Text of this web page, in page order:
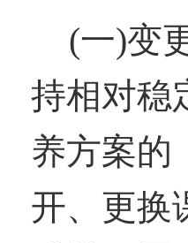
(一)变
持相对稳
养方案的
开、更换